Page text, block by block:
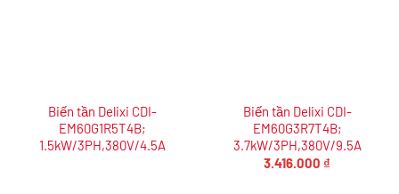
Biến tần Delixi CDI-
EM60G1R5T4B;
1.5kW/3PH,380V/4.5A
Biến tần Delixi CDI-
EM60G3R7T4B;
3.7kW/3PH,380V/9.5A
3.416.000 ₫